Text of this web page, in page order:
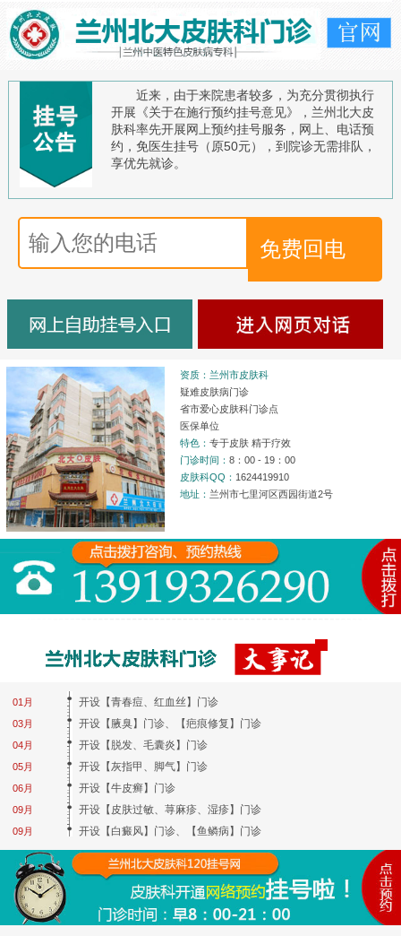
近来，由于来院患者较多，为充分贯彻执行
开展《关于在施行预约挂号意见》，兰州北大皮
肤科率先开展网上预约挂号服务，网上、电话预
约，免医生挂号（原50元），到院诊无需排队，
享优先就诊。
资质：兰州市皮肤科
疑难皮肤病门诊
省市爱心皮肤科门诊点
医保单位
特色：专于皮肤 精于疗效
门诊时间：8：00 - 19：00
皮肤科QQ： 1624419910
地址： 兰州市七里河区西园街道2号
01月
03月
04月
05月
06月
09月
09月
开设【青春痘、红血丝】门诊
开设【腋臭】门诊、【疤痕修复】门诊
开设【脱发、毛囊炎】门诊
开设【灰指甲、脚气】门诊
开设【牛皮癣】门诊
开设【皮肤过敏、荨麻疹、湿疹】门诊
开设【白癜风】门诊、【鱼鳞病】门诊